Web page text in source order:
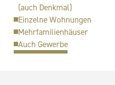
(auch Denkmal)
Einzelne Wohnungen
Mehrfamilienhäuser
Auch Gewerbe